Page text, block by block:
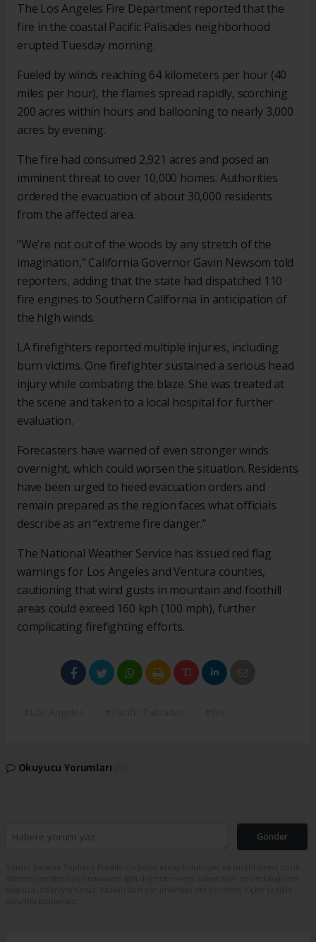
The Los Angeles Fire Department reported that the
fire in the coastal Pacific Palisades neighborhood
erupted Tuesday morning.
Fueled by winds reaching 64 kilometers per hour (40
miles per hour), the flames spread rapidly, scorching
200 acres within hours and ballooning to nearly 3,000
acres by evening.
The fire had consumed 2,921 acres and posed an
imminent threat to over 10,000 homes. Authorities
ordered the evacuation of about 30,000 residents
from the affected area.
"We’re not out of the woods by any stretch of the
imagination," California Governor Gavin Newsom told
reporters, adding that the state had dispatched 110
fire engines to Southern California in anticipation of
the high winds.
LA firefighters reported multiple injuries, including
burn victims. One firefighter sustained a serious head
injury while combating the blaze. She was treated at
the scene and taken to a local hospital for further
evaluation.
Forecasters have warned of even stronger winds
overnight, which could worsen the situation. Residents
have been urged to heed evacuation orders and
remain prepared as the region faces what officials
describe as an “extreme fire danger.”
The National Weather Service has issued red flag
warnings for Los Angeles and Ventura counties,
cautioning that wind gusts in mountain and foothill
areas could exceed 160 kph (100 mph), further
complicating firefighting efforts.
Okuyucu Yorumları
Gönder